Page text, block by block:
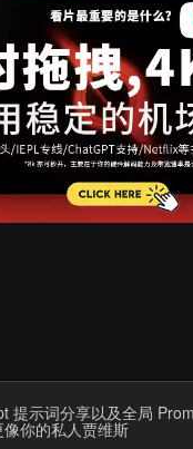
提示词分享以及全局
你的私人贾维斯